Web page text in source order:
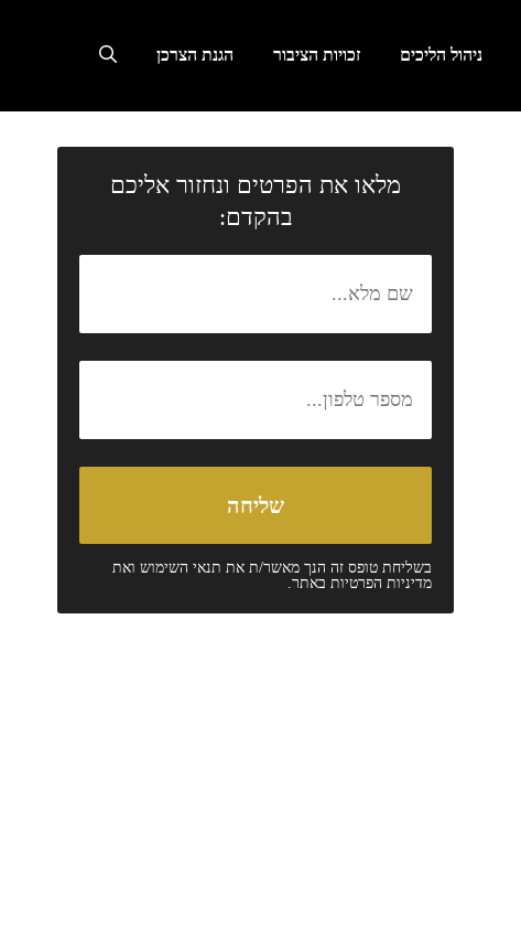
ניהול הליכים זכויות הציבור הגנת הצרכן
מלאו את הפרטים ונחזור אליכם
בהקדם:
בשליחת טופס זה הנך מאשר/ת את תנאי השימושואת
מדיניות הפרטיותבאתר.